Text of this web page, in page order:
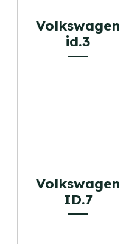
Volkswagen
id.3
Volkswagen
ID.7